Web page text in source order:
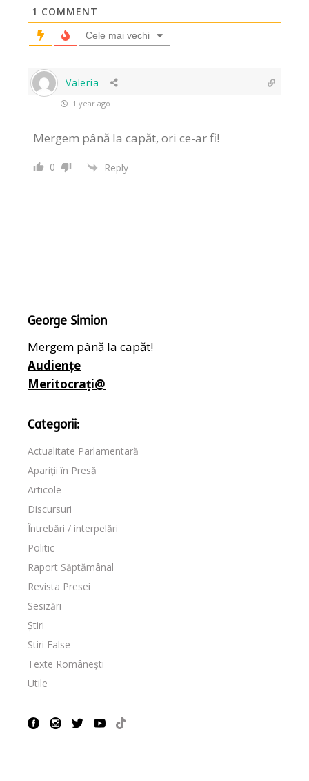
1 COMMENT
Cele mai vechi
Valeria
1 year ago
Mergem până la capăt, ori ce-ar fi!
0 Reply
George Simion
Mergem până la capăt!
Audiențe
Meritocrați@
Categorii:
Actualitate Parlamentară
Apariții în Presă
Articole
Discursuri
Întrebări / interpelări
Politic
Raport Săptămânal
Revista Presei
Sesizări
Știri
Stiri False
Texte Românești
Utile